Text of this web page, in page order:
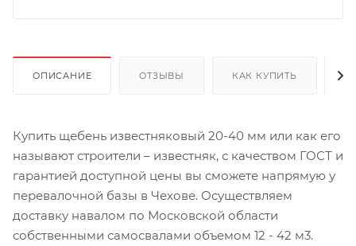
ОПИСАНИЕ ОТЗЫВЫ КАК КУПИТЬ
Купить щебень известняковый 20-40 мм или как его
называют строители – известняк, с качеством ГОСТ и
гарантией доступной цены вы сможете напрямую у
перевалочной базы в Чехове. Осуществляем
доставку навалом по Московской области
собственными самосвалами объемом 12 - 42 м3.